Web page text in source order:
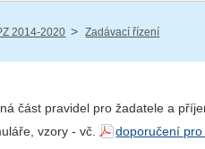
2014-2020 / Zadávací řízení
část pravidel prožadatele a
vzory - vč.
doporučení